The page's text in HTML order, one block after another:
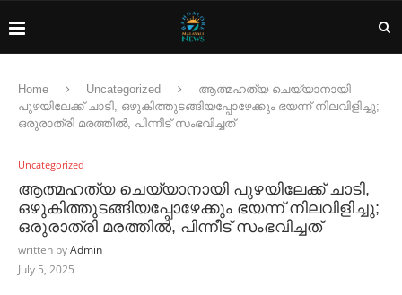
Home Uncategorized
ആത്മഹത്യ ചെയ്യാനായി
പുഴയിലേക്ക് ചാടി, ഒഴുകിത്തുടങ്ങിയപ്പോഴേക്കും ഭയന്ന് നിലവിളിച്ചു;
ഒരുരാത്രി മരത്തില്‍, പിന്നീട് സംഭവിച്ചത്
Uncategorized
ആത്മഹത്യ ചെയ്യാനായി പുഴയിലേക്ക് ചാടി,
ഒഴുകിത്തുടങ്ങിയപ്പോഴേക്കും ഭയന്ന് നിലവിളിച്ചു;
ഒരുരാത്രി മരത്തില്‍, പിന്നീട് സംഭവിച്ചത്
written byAdmin
July 5, 2025